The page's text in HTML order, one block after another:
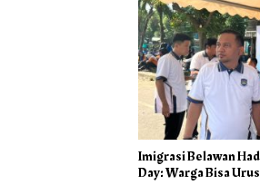
Imigrasi Belawan
Day: Warga Bisa